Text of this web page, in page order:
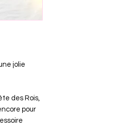
jolie
des Rois,
pour